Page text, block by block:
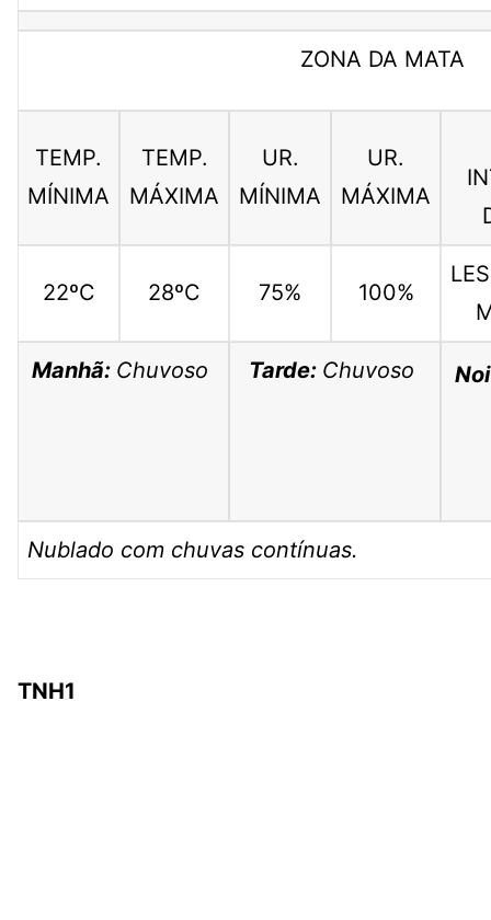
ZONA DA MATA
TEMP.
MÍNIMA
TEMP.
MÁXIMA
UR.
MÍNIMA
UR.
MÁXIMA
22ºC 28ºC 75% 100%
Manhã: Chuvoso Tarde: Chuvoso
Nublado com chuvas contínuas.
TNH1